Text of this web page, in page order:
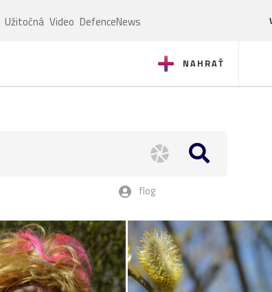
Užitočná Video DefenceNews
NAHRAŤ
flog